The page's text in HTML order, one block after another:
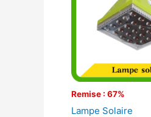
Remise : 67%
Lampe Solaire